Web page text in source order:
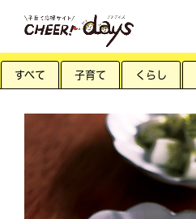
すべて 子育て くらし